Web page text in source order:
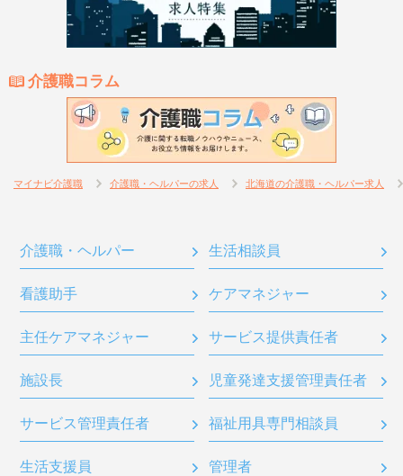
介護職コラム
マイナビ介護職 介護職・ヘルパーの求人 北海道の介護職・ヘルパー求人
介護職・ヘルパー 生活相談員
看護助手 ケアマネジャー
主任ケアマネジャー サービス提供責任者
施設長 児童発達支援管理責任者
サービス管理責任者 福祉用具専門相談員
生活支援員 管理者